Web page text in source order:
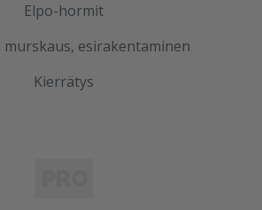
Elpo-hormit
murskaus, esirakentaminen
Kierrätys